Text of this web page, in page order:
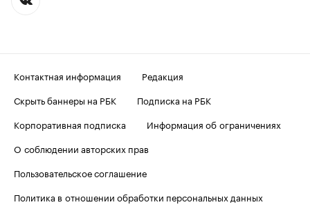
Контактная информация
Редакция
Скрыть баннеры на РБК
Подписка на РБК
Корпоративная подписка
Информация об ограничениях
О соблюдении авторских прав
Пользовательское соглашение
Политика в отношении обработки персональных данных